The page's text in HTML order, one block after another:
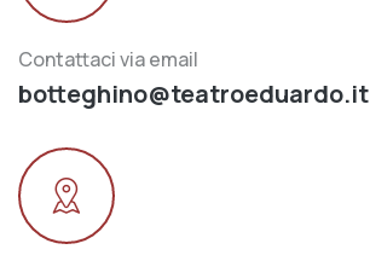
Contattaci via email
botteghino@teatroeduardo.it